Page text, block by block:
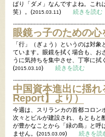
ぱり「ダメ」なんですよね。これ
笑）。(2015.03.11) 続きを読む
眼鏡っ子のための
「行」（ぎょう）というのは対
ています。眼鏡を拭く場合も、お
うに気持ちを集中させ、丁寧に
(2015.03.10) 続きを読む
中国資本進出に揺
Report】より）
今週は、スリランカの首都コロン
次々とビルが建設され、もともと
が豊かなことから「緑の島」と呼
ません。(2015.03.09) 続きを読